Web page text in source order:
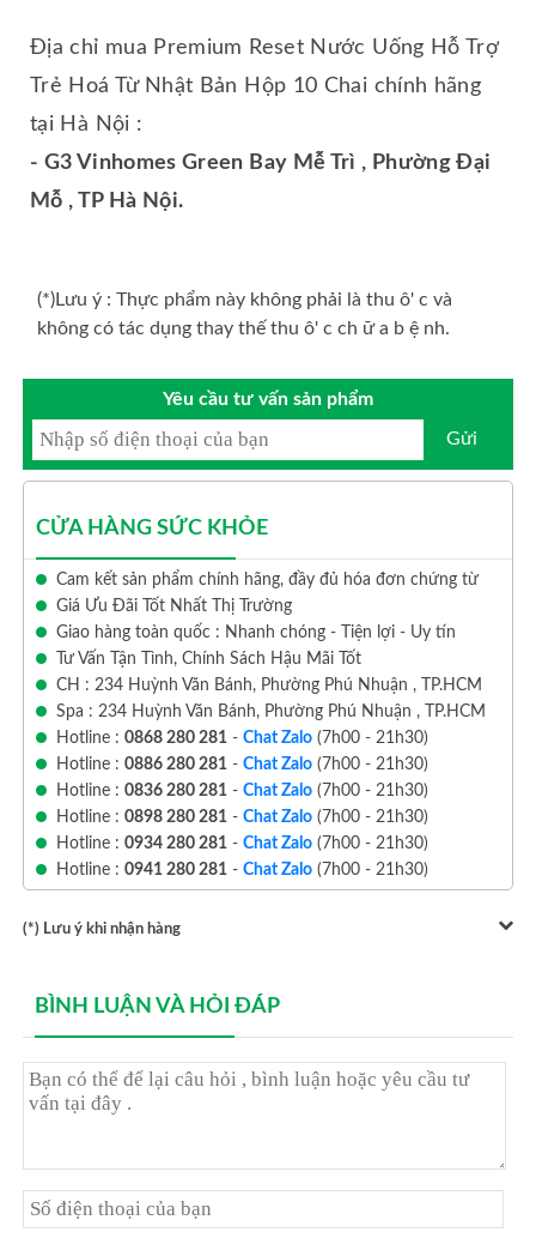
Địa chỉ mua Premium Reset Nước Uống Hỗ Trợ
Trẻ Hoá Từ Nhật Bản Hộp 10 Chai chính hãng
tại Hà Nội :
- G3 Vinhomes Green Bay Mễ Trì , Phường Đại
Mỗ , TP Hà Nội.
(*)Lưu ý : Thực phẩm này không phải là thu ô' c và
không có tác dụng thay thế thu ô' c ch ữ a b ệ nh.
Yêu cầu tư vấn sản phẩm
Gửi
CỬA HÀNG SỨC KHỎE
Cam kết sản phẩm chính hãng, đầy đủ hóa đơn chứng từ
Giá Ưu Đãi Tốt Nhất Thị Trường
Giao hàng toàn quốc : Nhanh chóng - Tiện lợi - Uy tín
Tư Vấn Tận Tình, Chính Sách Hậu Mãi Tốt
CH : 234 Huỳnh Văn Bánh, Phường Phú Nhuận , TP.HCM
Spa : 234 Huỳnh Văn Bánh, Phường Phú Nhuận , TP.HCM
Hotline : 0868 280 281 - Chat Zalo(7h00 - 21h30)
Hotline : 0886 280 281 - Chat Zalo(7h00 - 21h30)
Hotline : 0836 280 281 - Chat Zalo(7h00 - 21h30)
Hotline : 0898 280 281 - Chat Zalo(7h00 - 21h30)
Hotline : 0934 280 281 - Chat Zalo(7h00 - 21h30)
Hotline : 0941 280 281 - Chat Zalo(7h00 - 21h30)
(*) Lưu ý khi nhận hàng
BÌNH LUẬN VÀ HỎI ĐÁP